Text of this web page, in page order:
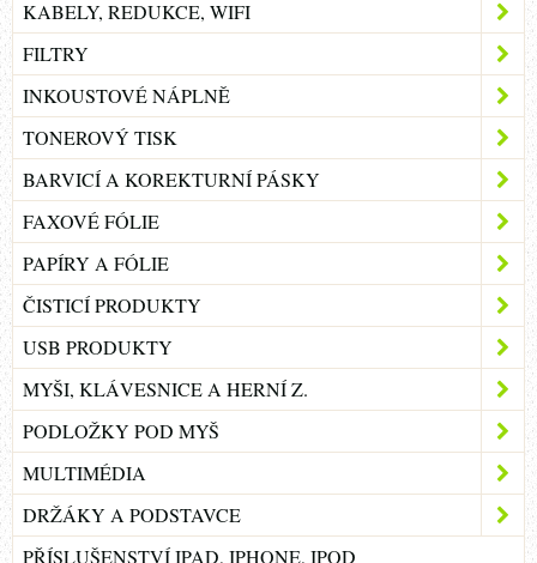
KABELY, REDUKCE, WIFI
FILTRY
INKOUSTOVÉ NÁPLNĚ
TONEROVÝ TISK
BARVICÍ A KOREKTURNÍ PÁSKY
FAXOVÉ FÓLIE
PAPÍRY A FÓLIE
ČISTICÍ PRODUKTY
USB PRODUKTY
MYŠI, KLÁVESNICE A HERNÍ Z.
PODLOŽKY POD MYŠ
MULTIMÉDIA
DRŽÁKY A PODSTAVCE
PŘÍSLUŠENSTVÍ IPAD, IPHONE, IPOD